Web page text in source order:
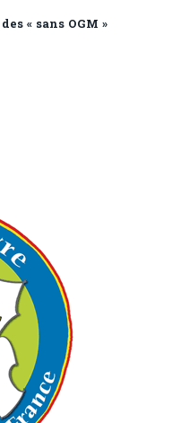
« sans OGM »